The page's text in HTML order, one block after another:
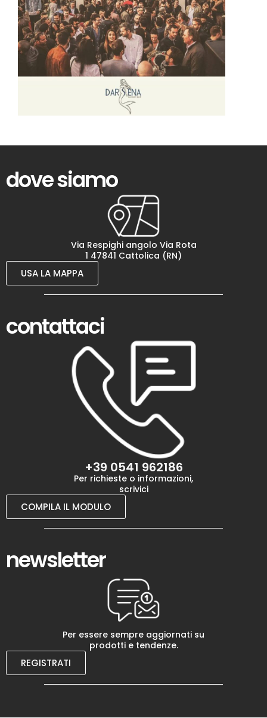
dove siamo
Via Respighi angolo Via Rota
1 47841 Cattolica (RN)
USA LA MAPPA
contattaci
+39 0541 962186
Per richieste o informazioni,
scrivici
COMPILA IL MODULO
newsletter
Per essere sempre aggiornati su
prodotti e tendenze.
REGISTRATI